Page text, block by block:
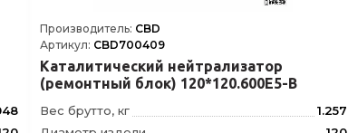
Производитель: CBD
Артикул: CBD700409
Каталитический нейтрализатор
(ремонтный блок) 120*120.600Е5-B
Вес брутто, кг
1.257